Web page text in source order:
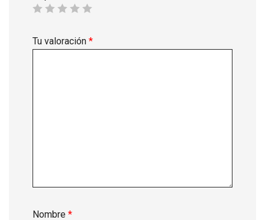
Tu valoración *
Nombre *